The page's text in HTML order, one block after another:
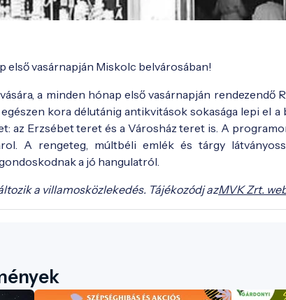
első vasárnapján Miskolc belvárosában!
a minden hónap első vasárnapján rendezendő
kora délutánig antikvitások sokasága lepi el
az Erzsébet teret és a Városház teret is. A
A rengeteg, múltbéli emlék és tárgy
a jó hangulatról.
a villamosközlekedés. Tájékozódj azMVK Zrt.